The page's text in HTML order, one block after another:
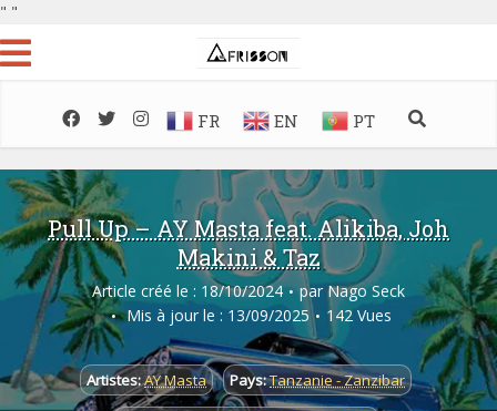
" "
FR EN PT
Pull Up – AY Masta feat. Alikiba, Joh
Makini & Taz
Article créé le : 18/10/2024 par Nago Seck
Mis à jour le : 13/09/2025
142 Vues
Artistes:AY Masta Pays:Tanzanie - Zanzibar